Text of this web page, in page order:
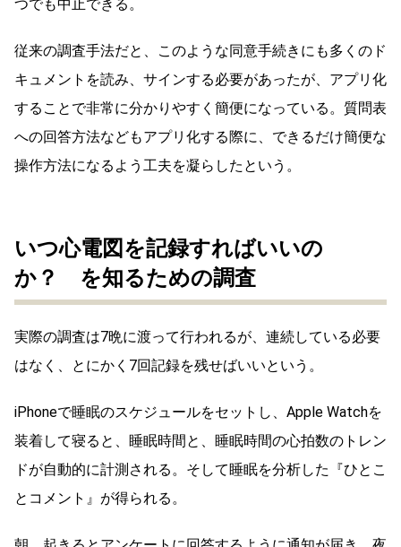
つでも中止できる。
従来の調査手法だと、このような同意手続きにも多くのド
キュメントを読み、サインする必要があったが、アプリ化
することで非常に分かりやすく簡便になっている。質問表
への回答方法などもアプリ化する際に、できるだけ簡便な
操作方法になるよう工夫を凝らしたという。
いつ心電図を記録すればいいの
か？ を知るための調査
実際の調査は7晩に渡って行われるが、連続している必要
はなく、とにかく7回記録を残せばいいという。
iPhoneで睡眠のスケジュールをセットし、Apple Watchを
装着して寝ると、睡眠時間と、睡眠時間の心拍数のトレン
ドが自動的に計測される。そして睡眠を分析した『ひとこ
とコメント』が得られる。